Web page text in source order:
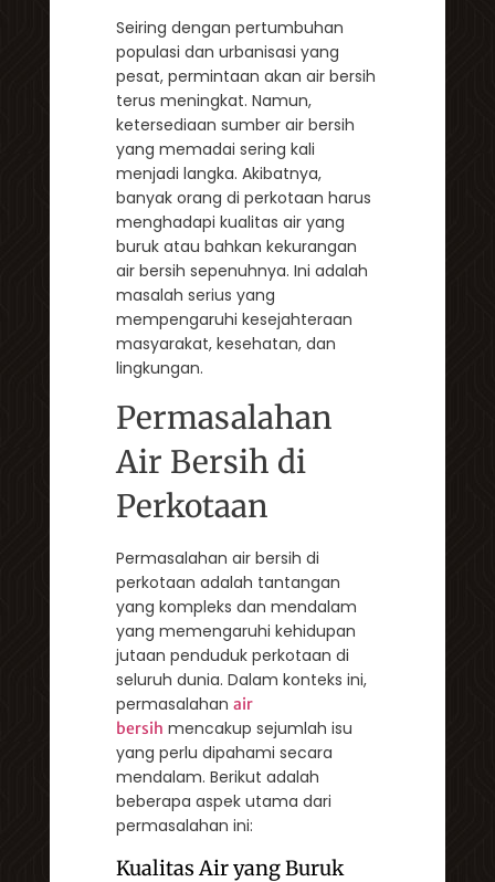
Seiring dengan pertumbuhan
populasi dan urbanisasi yang
pesat, permintaan akan air bersih
terus meningkat. Namun,
ketersediaan sumber air bersih
yang memadai sering kali
menjadi langka. Akibatnya,
banyak orang di perkotaan harus
menghadapi kualitas air yang
buruk atau bahkan kekurangan
air bersih sepenuhnya. Ini adalah
masalah serius yang
mempengaruhi kesejahteraan
masyarakat, kesehatan, dan
lingkungan.
Permasalahan
Air Bersih di
Perkotaan
Permasalahan air bersih di
perkotaan adalah tantangan
yang kompleks dan mendalam
yang memengaruhi kehidupan
jutaan penduduk perkotaan di
seluruh dunia. Dalam konteks ini,
permasalahan air
bersih mencakup sejumlah isu
yang perlu dipahami secara
mendalam. Berikut adalah
beberapa aspek utama dari
permasalahan ini:
Kualitas Air yang Buruk